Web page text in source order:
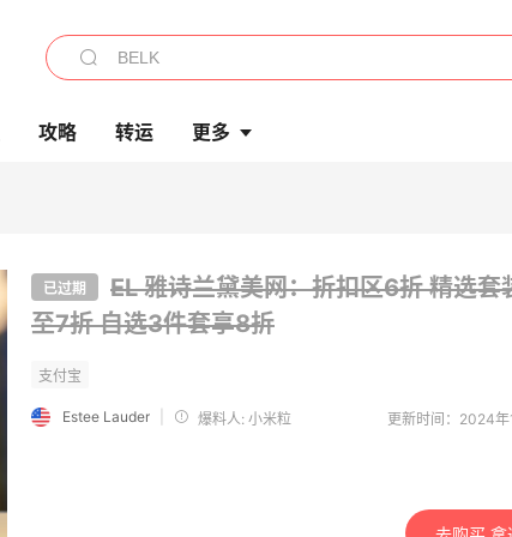
攻略 转运 更多
已过期
EL 雅诗兰黛美网：折扣区6折 精选套
至7折自选3件套享8折
Estee Lauder 爆料人: 小米粒 更新时间：2024年